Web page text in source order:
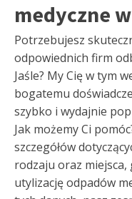
medyczne
Potrzebujesz
odpowiednich firm
Jaśle? My Cię w tym
bogatemu
szybko i wydajnie
Jak możemy Ci
szczegółów
rodzaju oraz
utylizację odpadów